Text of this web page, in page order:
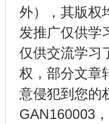
外），其版权
发推广仅供学
仅供交流学习
权，部分文章
意侵犯到您的
GAN160003
千年窑火 生生